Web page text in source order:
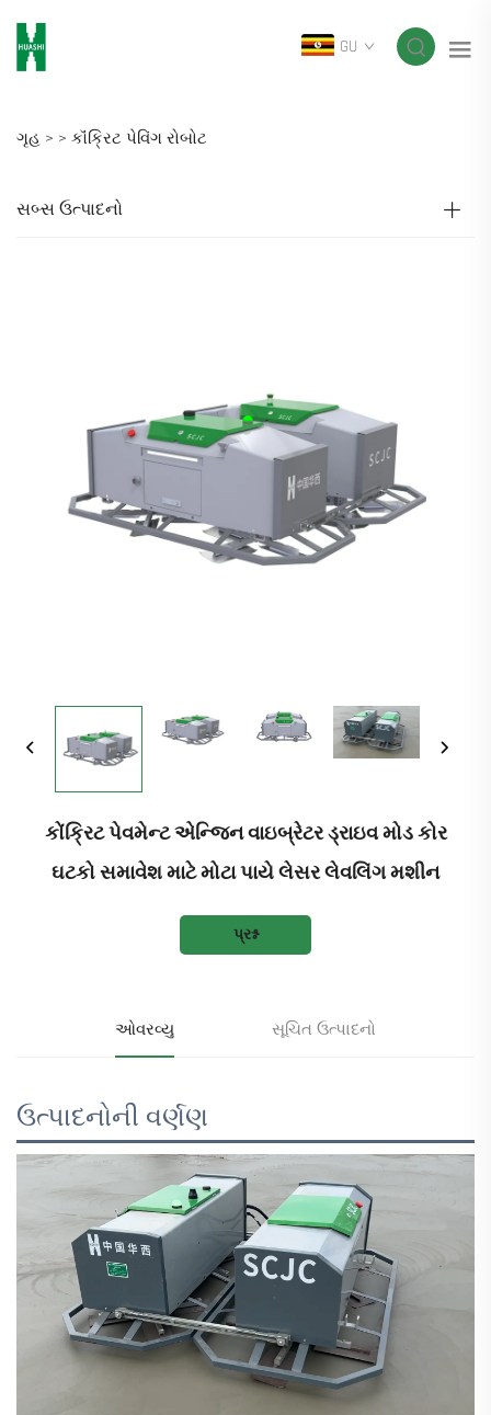
GU
ગૃહ > > કૉંક્રિટ પેવિંગ રોબોટ
સબ્સ ઉત્પાદનો
કોંક્રિટ પેવમેન્ટ એન્જિન વાઇબ્રેટર ડ્રાઇવ મોડ કોર
ઘટકો સમાવેશ માટે મોટા પાયે લેસર લેવલિંગ મશીન
પ્રશ્ન
ઓવરવ્યુ સૂચિત ઉત્પાદનો
ઉત્પાદનોની વર્ણણ